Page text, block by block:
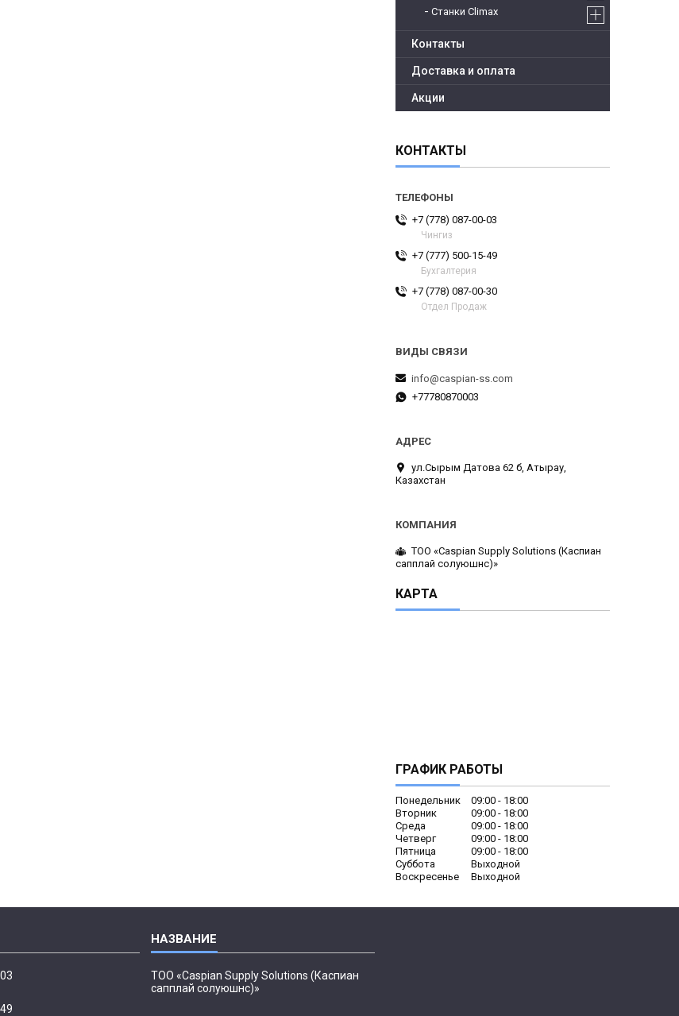
Станки Climax
Контакты
Доставка и оплата
Акции
КОНТАКТЫ
+7 (778) 087-00-03
Чингиз
+7 (777) 500-15-49
Бухгалтерия
+7 (778) 087-00-30
Отдел Продаж
info@caspian-ss.com
+77780870003
ул.Сырым Датова 62 б, Атырау,
Казахстан
ТОО «Caspian Supply Solutions (Каспиан
сапплай солуюшнс)»
КАРТА
ГРАФИК РАБОТЫ
Понедельник 09:00
18:00
Вторник
09:00
18:00
Среда
09:00
18:00
Четверг
09:00
18:00
Пятница
09:00
18:00
Суббота
Выходной
Воскресенье
Выходной
ТОО «Caspian Supply Solutions (Каспиан
сапплай солуюшнс)»